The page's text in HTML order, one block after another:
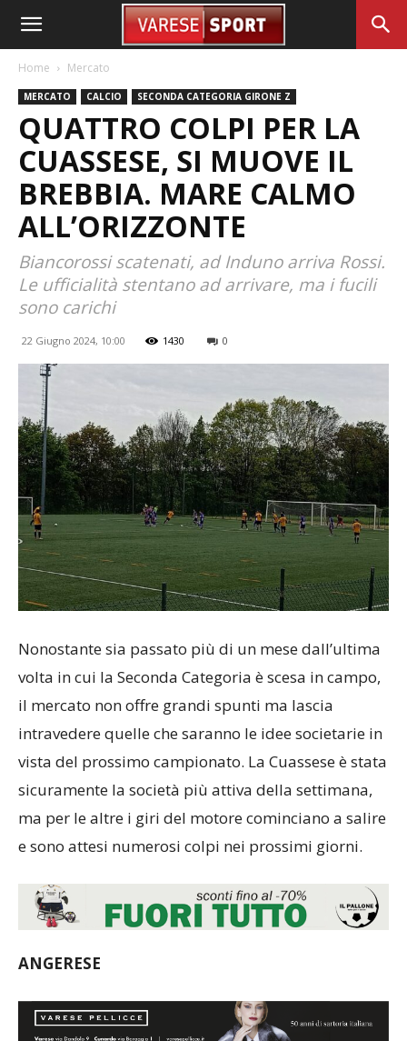
Home Mercato
MERCATO CALCIO SECONDA CATEGORIA GIRONE Z
QUATTRO COLPI PER LA
CUASSESE, SI MUOVE IL
BREBBIA. MARE CALMO
ALL’ORIZZONTE
Biancorossi scatenati, ad Induno arriva Rossi.
Le ufficialità stentano ad arrivare, ma i fucili
sono carichi
22 Giugno 2024, 10:00 1430 0
Nonostante sia passato più di un mese dall’ultima
volta in cui la Seconda Categoria è scesa in campo,
il mercato non offre grandi spunti ma lascia
intravedere quelle che saranno le idee societarie in
vista del prossimo campionato. La Cuassese è stata
sicuramente la società più attiva della settimana,
ma per le altre i giri del motore cominciano a salire
e sono attesi numerosi colpi nei prossimi giorni.